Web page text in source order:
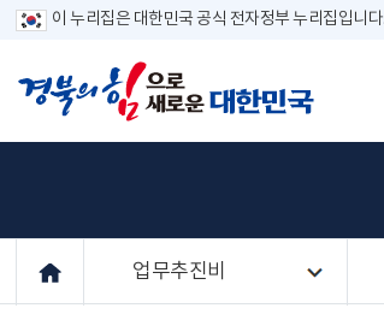
이 누리집은 대한민국 공식 전자정부 누리집입니다.
업무추진비